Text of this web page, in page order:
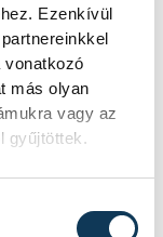
Ezenkívül
vonatkozó
más olyan
vagy az
gyűjtöttek.